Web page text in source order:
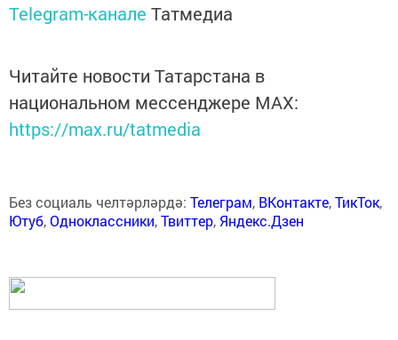
Telegram-канале Татмедиа
Читайте новости Татарстана в
национальном мессенджере MАХ:
https://max.ru/tatmedia
Без социаль челтәрләрдә: Телеграм, ВКонтакте,ТикТок,
Ютуб,Одноклассники,Твиттер, Яндекс.Дзен